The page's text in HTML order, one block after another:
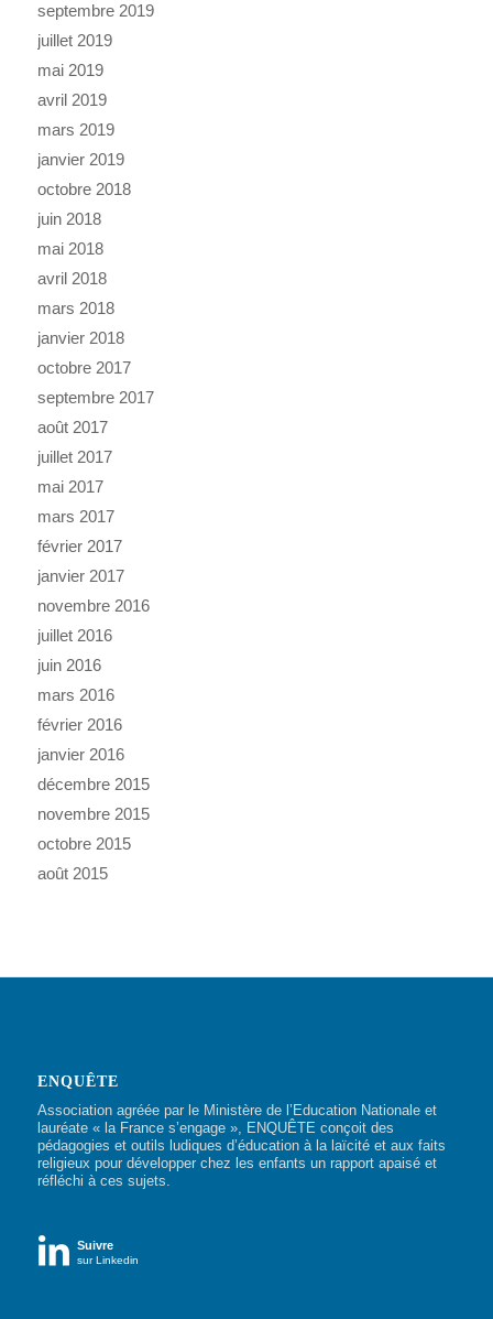
septembre 2019
juillet 2019
mai 2019
avril 2019
mars 2019
janvier 2019
octobre 2018
juin 2018
mai 2018
avril 2018
mars 2018
janvier 2018
octobre 2017
septembre 2017
août 2017
juillet 2017
mai 2017
mars 2017
février 2017
janvier 2017
novembre 2016
juillet 2016
juin 2016
mars 2016
février 2016
janvier 2016
décembre 2015
novembre 2015
octobre 2015
août 2015
ENQUÊTE
Association agréée par le Ministère de l’Education Nationale et
lauréate « la France s’engage », ENQUÊTE conçoit des
pédagogies et outils ludiques d’éducation à la laïcité et aux faits
religieux pour développer chez les enfants un rapport apaisé et
réfléchi à ces sujets.
 Suivre
sur Linkedin